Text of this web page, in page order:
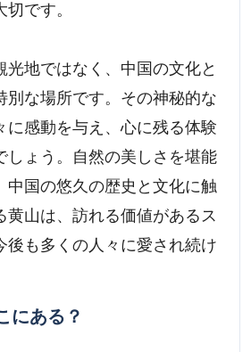
切です。
光地ではなく、中国の文化と
別な場所です。その神秘的な
に感動を与え、心に残る体験
しょう。自然の美しさを堪能
中国の悠久の歴史と文化に触
黄山は、訪れる価値があるス
後も多くの人々に愛され続け
にある？